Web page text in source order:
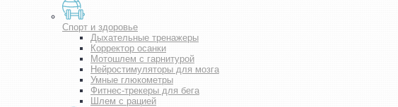
Спорт и здоровье
Дыхательные тренажеры
Корректор осанки
Мотошлем с гарнитурой
Нейростимуляторы для мозга
Умные глюкометры
Фитнес-трекеры для бега
Шлем с рацией